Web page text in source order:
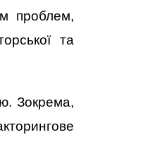
проблем,
та
Зокрема,